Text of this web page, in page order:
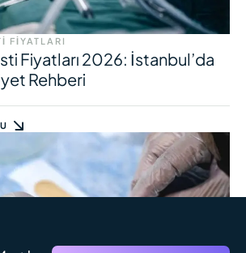
FIYATLARI
Fiyatları 2026: İstanbul’da
Rehberi